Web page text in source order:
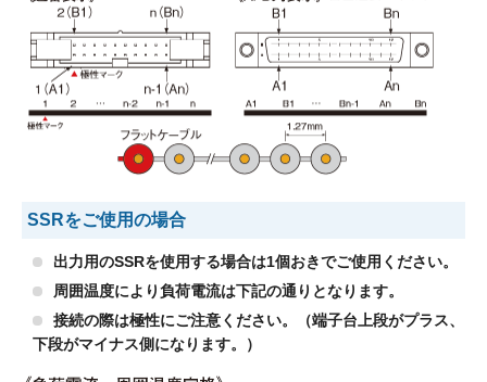
SSRをご使用の場合
出力用のSSRを使用する場合は1個おきでご使用ください。
周囲温度により負荷電流は下記の通りとなります。
接続の際は極性にご注意ください。（端子台上段がプラス、
下段がマイナス側になります。）